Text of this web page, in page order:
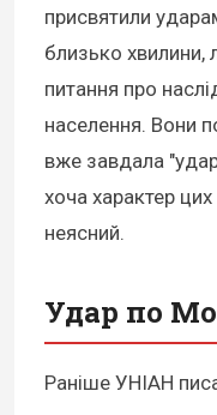
присвятили
близько
питання про
населення. Вони
вже завдала
хоча характер цих
неясний.
Удар по
Раніше УНІАН